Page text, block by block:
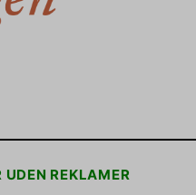
UDEN REKLAMER